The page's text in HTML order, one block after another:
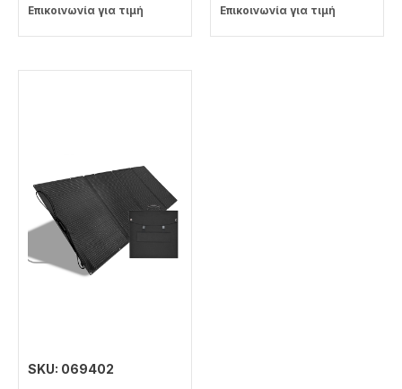
Επικοινωνία για τιμή Επικοινωνία για τιμή
SKU: 069402